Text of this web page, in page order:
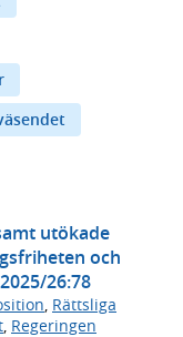
utökade
och
26:78
Rättsliga
Regeringen